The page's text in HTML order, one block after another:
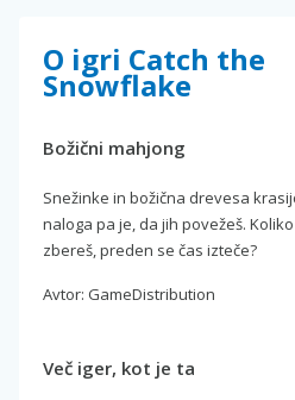
O igri Catch the
Snowflake
Božični mahjong
Snežinke in božična drevesa
naloga pa je, da jih povežeš.
zbereš, preden se čas izteče?
Avtor: GameDistribution
Več iger, kot je ta